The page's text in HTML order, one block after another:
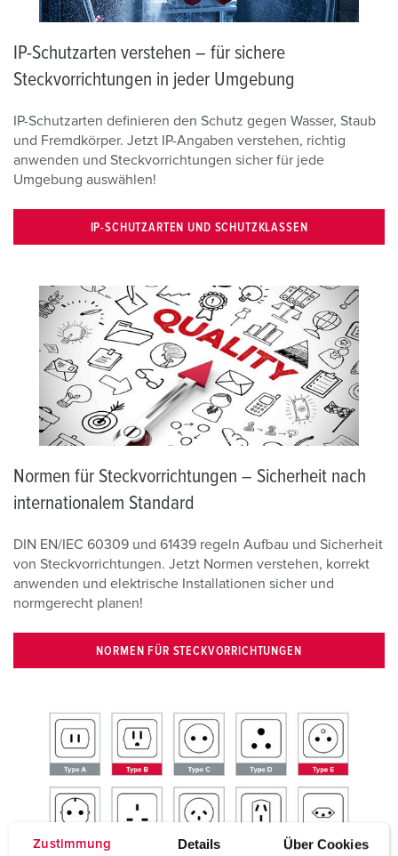
Zustimmung Details Über Cookies
IP-Schutzarten verstehen – für sichere
Steckvorrichtungen in jeder Umgebung
IP-Schutzarten definieren den Schutz gegen Wasser, Staub
und Fremdkörper. Jetzt IP-Angaben verstehen, richtig
anwenden und Steckvorrichtungen sicher für jede
Umgebung auswählen!
IP-SCHUTZARTEN UND SCHUTZKLASSEN
Normen für Steckvorrichtungen – Sicherheit nach
internationalem Standard
DIN EN/IEC 60309 und 61439 regeln Aufbau und Sicherheit
von Steckvorrichtungen. Jetzt Normen verstehen, korrekt
anwenden und elektrische Installationen sicher und
normgerecht planen!
NORMEN FÜR STECKVORRICHTUNGEN